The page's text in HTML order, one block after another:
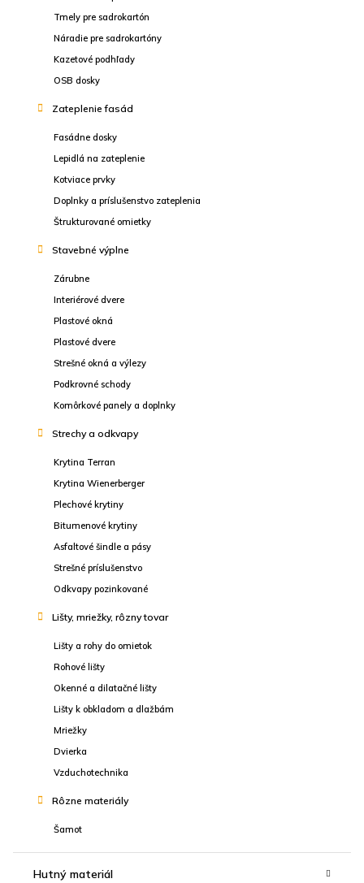
Tmely pre sadrokartón
Náradie pre sadrokartóny
Kazetové podhľady
OSB dosky
Zateplenie fasád
Fasádne dosky
Lepidlá na zateplenie
Kotviace prvky
Doplnky a príslušenstvo zateplenia
Štrukturované omietky
Stavebné výplne
Zárubne
Interiérové dvere
Plastové okná
Plastové dvere
Strešné okná a výlezy
Podkrovné schody
Komôrkové panely a doplnky
Strechy a odkvapy
Krytina Terran
Krytina Wienerberger
Plechové krytiny
Bitumenové krytiny
Asfaltové šindle a pásy
Strešné príslušenstvo
Odkvapy pozinkované
Lišty, mriežky, rôzny tovar
Lišty a rohy do omietok
Rohové lišty
Okenné a dilatačné lišty
Lišty k obkladom a dlažbám
Mriežky
Dvierka
Vzduchotechnika
Rôzne materiály
Šamot
Hutný materiál